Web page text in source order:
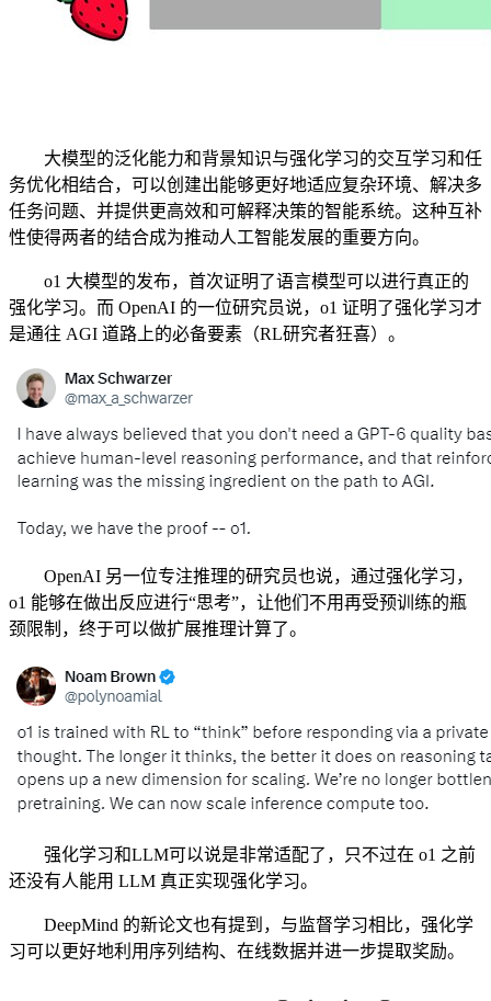
大模型的泛化能力和背景知识与强化学习的交互学习和任
务优化相结合，可以创建出能够更好地适应复杂环境、解决多
任务问题、并提供更高效和可解释决策的智能系统。这种互补
性使得两者的结合成为推动人工智能发展的重要方向。
o1 大模型的发布，首次证明了语言模型可以进行真正的
强化学习。而 OpenAI 的一位研究员说，o1 证明了强化学习才
是通往 AGI 道路上的必备要素（RL研究者狂喜）。
OpenAI 另一位专注推理的研究员也说，通过强化学习，
o1 能够在做出反应进行“思考”，让他们不用再受预训练的瓶
颈限制，终于可以做扩展推理计算了。
强化学习和LLM可以说是非常适配了，只不过在 o1 之前
还没有人能用 LLM 真正实现强化学习。
DeepMind 的新论文也有提到，与监督学习相比，强化学
习可以更好地利用序列结构、在线数据并进一步提取奖励。